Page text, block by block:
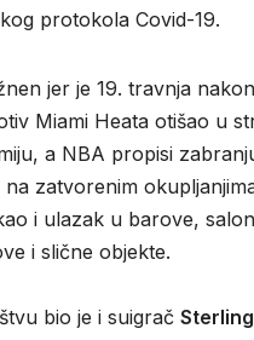
protokola Covid-19.
jer je 19. travnja nakon
Miami Heata otišao u
a NBA propisi
zatvorenim
i ulazak u barove,
i slične objekte.
bio je i suigrač